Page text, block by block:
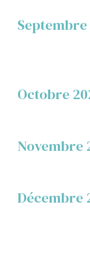
Septembre
Octobre
Novembre
Décembre